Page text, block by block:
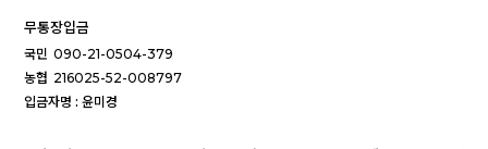
무통장입금
국민 090-21-0504-379
농협 216025-52-008797
입금자명 : 윤미경